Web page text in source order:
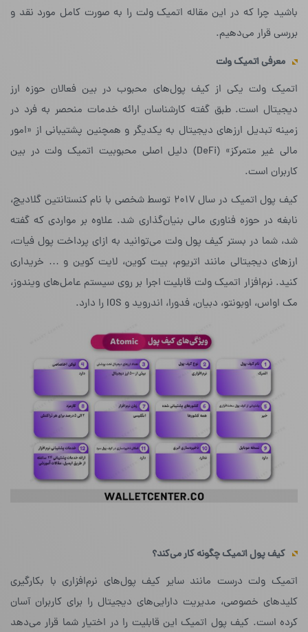
باشید چرا که در این مقاله اتمیک ولت را به صورت کامل مورد نقد و
بررسی قرار می‌دهیم.
معرفی اتمیک ولت
اتمیک ولت یکی از کیف پول‌های محبوب در بین فعالان حوزه ارز
دیجیتال است. طبق گفته‌ کارشناسان ارائه‌ خدمات منحصر به فرد در
زمینه‌ تبدیل ارزهای دیجیتال به یکدیگر و همچنین پشتیبانی از «امور
مالی غیر متمرکز» (DeFi) دلیل اصلی محبوبیت اتمیک ولت در بین
کاربران است.
کیف پول اتمیک در سال ۲۰۱۷ توسط شخصی با نام کنستانتین گلادیچ،
نابغه‌ در حوزه‌ فناوری مالی بنیان‌گذاری شد. علاوه بر مواردی که گفته
شد، شما در بستر کیف پول ولت می‌توانید به ازای پرداخت پول‌ فیات،
ارزهای دیجیتالی مانند اتریوم، بیت کوین، لایت کوین و … خریداری
کنید. نرم‌افزار اتمیک ولت قابلیت اجرا بر روی سیستم عامل‌های ویندوز،
مک اواس، اوبونتو، دبیان، فدورا، اندروید و IOS را دارد.
کیف پول اتمیک چگونه کار می‌کند؟
اتمیک ولت درست مانند سایر کیف پول‌های نرم‌افزاری با بکارگیری
کلیدهای خصوصی، مدیریت دارایی‌های دیجیتال را برای کاربران آسان
کرده است. کیف پول اتمیک این قابلیت را در اختیار شما قرار می‌دهد